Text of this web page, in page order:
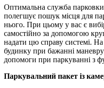
Оптимальна служба
полегшує пошук місця для
нього. При цьому у вас є
самостійно за допомогою
надати цю справу системі. На
будинку при бажанні
допомоги при паркуванні з
Паркувальний пакет із